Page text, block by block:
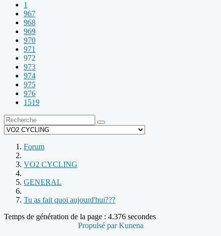
1
967
968
969
970
971
972
973
974
975
976
1519
Forum
VO2 CYCLING
GENERAL
Tu as fait quoi aujourd'hui???
Temps de génération de la page : 4.376 secondes
Propulsé parKunena